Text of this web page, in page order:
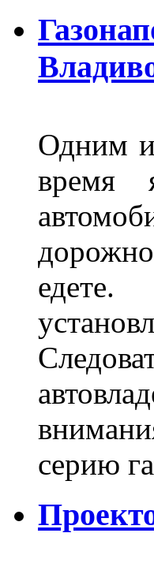
Одним
время
серию